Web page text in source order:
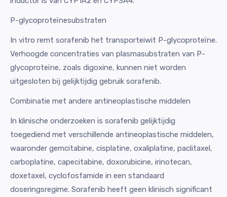
P-glycoproteïnesubstraten
In vitro remt sorafenib het transporteiwit P-glycoproteïne.
Verhoogde concentraties van plasmasubstraten van P-
glycoproteïne, zoals digoxine, kunnen niet worden
uitgesloten bij gelijktijdig gebruik sorafenib.
Combinatie met andere antineoplastische middelen
In klinische onderzoeken is sorafenib gelijktijdig
toegediend met verschillende antineoplastische middelen,
waaronder gemcitabine, cisplatine, oxaliplatine, paclitaxel,
carboplatine, capecitabine, doxorubicine, irinotecan,
doxetaxel, cyclofosfamide in een standaard
doseringsregime. Sorafenib heeft geen klinisch significant